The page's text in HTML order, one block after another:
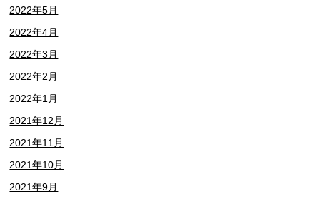
2022年5月
2022年4月
2022年3月
2022年2月
2022年1月
2021年12月
2021年11月
2021年10月
2021年9月